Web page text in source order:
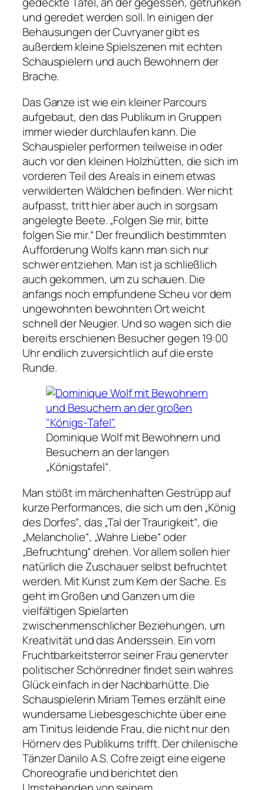
und geredet werden soll. In einigen der
Behausungen der Cuvryaner gibt es
außerdem kleine Spielszenen mit echten
Schauspielern und auch Bewohnern der
Brache.
Das Ganze ist wie ein kleiner Parcours
aufgebaut, den das Publikum in Gruppen
immer wieder durchlaufen kann. Die
Schauspieler performen teilweise in oder
auch vor den kleinen Holzhütten, die sich im
vorderen Teil des Areals in einem etwas
verwilderten Wäldchen befinden. Wer nicht
aufpasst, tritt hier aber auch in sorgsam
angelegte Beete.„Folgen Sie mir, bitte
folgen Sie mir.“Der freundlich bestimmten
Aufforderung Wolfs kann man sich nur
schwer entziehen. Man ist ja schließlich
auch gekommen, um zu schauen. Die
anfangs noch empfundene Scheu vor dem
ungewohnten bewohnten Ort weicht
schnell der Neugier. Und so wagen sich die
bereits erschienen Besucher gegen 19:00
Uhr endlich zuversichtlich auf die erste
Runde.
Dominique Wolf mit Bewohnern und
Besuchern an der langen
„Königstafel“.
Man stößt im märchenhaften Gestrüpp auf
kurze Performances, die sich um den „König
des Dorfes“, das „Tal der Traurigkeit“, die
„Melancholie“, „Wahre Liebe“ oder
„Befruchtung“ drehen. Vor allem sollen hier
natürlich die Zuschauer selbst befruchtet
werden. Mit Kunst zum Kern der Sache. Es
geht im Großen und Ganzen um die
vielfältigen Spielarten
zwischenmenschlicher Beziehungen, um
Kreativität und das Anderssein. Ein vom
Fruchtbarkeitsterror seiner Frau genervter
politischer Schönredner findet sein wahres
Glück einfach in der Nachbarhütte. Die
Schauspielerin Miriam Ternes erzählt eine
wundersame Liebesgeschichte über eine
am Tinitus leidende Frau, die nicht nur den
Hörnerv des Publikums trifft. Der chilenische
Tänzer Danilo A.S. Cofre zeigt eine eigene
Choreografie und berichtet den